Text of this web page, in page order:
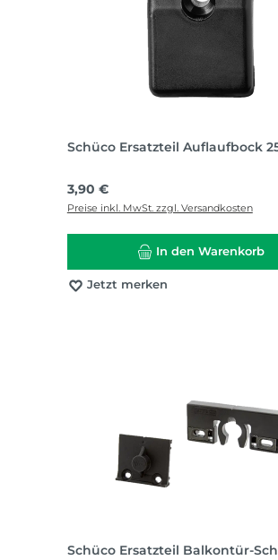
Schüco Ersatzteil Auflaufbock
Regulärer Preis:
3,90 €
Preise inkl. MwSt. zzgl. Versandkosten
In den Warenkorb
Jetzt merken
Schüco Ersatzteil Balkontür-